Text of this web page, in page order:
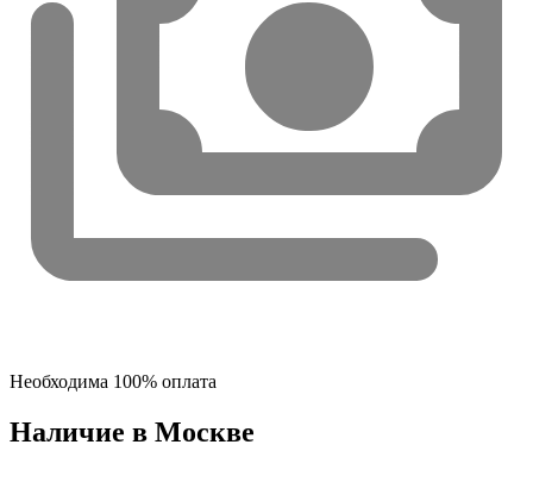
Необходима 100% оплата
Наличие в Москвe